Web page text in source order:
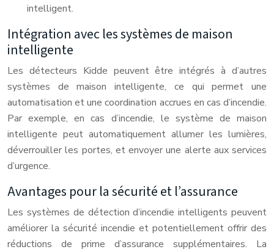
intelligent.
Intégration avec les systèmes de maison
intelligente
Les détecteurs Kidde peuvent être intégrés à d’autres
systèmes de maison intelligente, ce qui permet une
automatisation et une coordination accrues en cas d’incendie.
Par exemple, en cas d’incendie, le système de maison
intelligente peut automatiquement allumer les lumières,
déverrouiller les portes, et envoyer une alerte aux services
d’urgence.
Avantages pour la sécurité et l’assurance
Les systèmes de détection d’incendie intelligents peuvent
améliorer la sécurité incendie et potentiellement offrir des
réductions de prime d’assurance supplémentaires. La